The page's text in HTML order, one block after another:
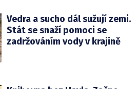
Vedra a sucho dál sužují zemi.
Stát se snaží pomoci se
zadržováním vody v krajině